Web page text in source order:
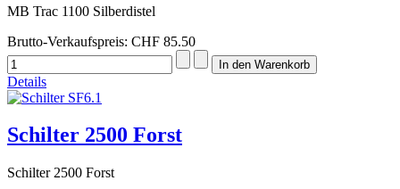
MB Trac 1100 Silberdistel
Brutto-Verkaufspreis: CHF 85.50
Details
Schilter 2500 Forst
Schilter 2500 Forst